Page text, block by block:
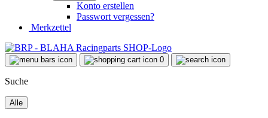
Konto erstellen
Passwort vergessen?
Merkzettel
0
Suche
Alle